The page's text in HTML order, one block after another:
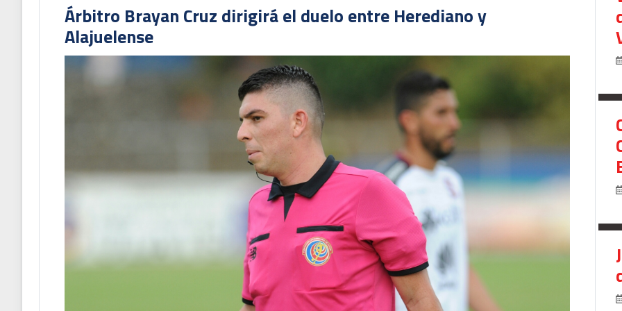
Árbitro Brayan Cruz dirigirá el duelo entre Herediano y
Alajuelense